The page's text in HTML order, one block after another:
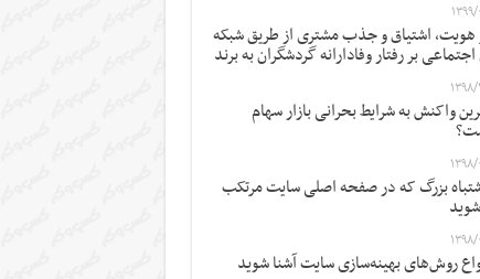
۱۶
هویت، اشتیاق و جذب مشتری از طریق شبکه
بر رفتار وفادارانه گردشگران به برند
۱۵
واکنش به شرایط بحرانی بازار سهام
۲۹
اشتباه بزرگ که در صفحه اصلی سایت مرتکب
۲۹
روش‌های بهینه‌سازی سایت آشنا شوید